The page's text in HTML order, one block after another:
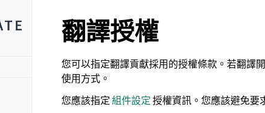
翻譯授權
您可以指定翻譯貢獻採用的授權條款。若翻譯
使用方式。
您應該指定組件設定授權資訊。您應該避免要